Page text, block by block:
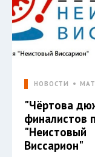
НОВОСТИ
"Чёртова
финалистов
"Неистовый
Виссарион"